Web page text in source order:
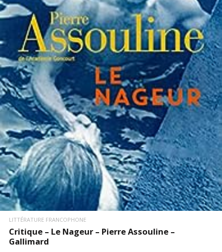
LIRE LA SUITE
LITTÉRATURE FRANCOPHONE
Critique – Le Nageur – Pierre Assouline –
Gallimard